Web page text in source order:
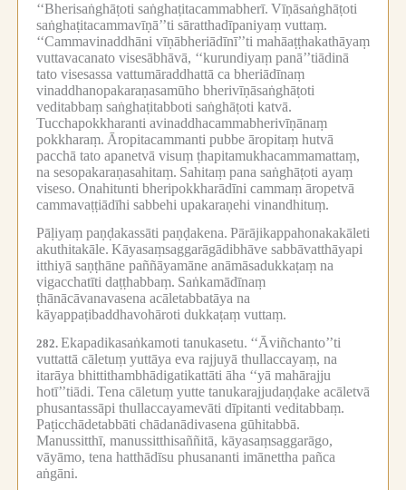
‘‘Bherisaṅghāṭoti saṅghaṭitacammabherī. Vīṇāsaṅghāṭoti
saṅghaṭitacammavīṇā’’ti sāratthadīpaniyaṃ vuttaṃ.
‘‘Cammavinaddhāni vīṇābheriādīnī’’ti mahāaṭṭhakathāyaṃ
vuttavacanato visesābhāvā, ‘‘kurundiyaṃ panā’’tiādinā
tato visesassa vattumāraddhattā ca bheriādīnaṃ
vinaddhanopakaraṇasamūho bherivīṇāsaṅghāṭoti
veditabbaṃ saṅghaṭitabboti saṅghāṭoti katvā.
Tucchapokkharanti avinaddhacammabherivīṇānaṃ
pokkharaṃ. Āropitacammanti pubbe āropitaṃ hutvā
pacchā tato apanetvā visuṃ ṭhapitamukhacammamattaṃ,
na sesopakaraṇasahitaṃ. Sahitaṃ pana saṅghāṭoti ayaṃ
viseso. Onahitunti bheripokkharādīni cammaṃ āropetvā
cammavaṭṭiādīhi sabbehi upakaraṇehi vinandhituṃ.
Pāḷiyaṃ paṇḍakassāti paṇḍakena. Pārājikappahonakakāleti
akuthitakāle. Kāyasaṃsaggarāgādibhāve sabbāvatthāyapi
itthiyā saṇṭhāne paññāyamāne anāmāsadukkaṭaṃ na
vigacchatīti daṭṭhabbaṃ. Saṅkamādīnaṃ
ṭhānācāvanavasena acāletabbatāya na
kāyappaṭibaddhavohāroti dukkaṭaṃ vuttaṃ.
282. Ekapadikasaṅkamoti tanukasetu. ‘‘Āviñchanto’’ti
vuttattā cāletuṃ yuttāya eva rajjuyā thullaccayaṃ, na
itarāya bhittithambhādigatikattāti āha ‘‘yā mahārajju
hotī’’tiādi. Tena cāletuṃ yutte tanukarajjudaṇḍake acāletvā
phusantassāpi thullaccayamevāti dīpitanti veditabbaṃ.
Paṭicchādetabbāti chādanādivasena gūhitabbā.
Manussitthī, manussitthisaññitā, kāyasaṃsaggarāgo,
vāyāmo, tena hatthādīsu phusananti imānettha pañca
aṅgāni.